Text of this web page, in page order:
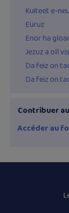
Kuiteet e-
Eüruz
Enor ha
Jezuz a oll
Da feiz on
Da feiz on
Contribuer
Accéder au